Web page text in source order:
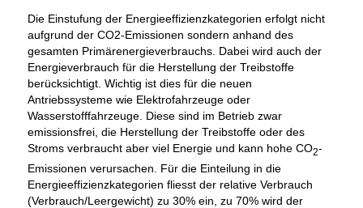
Die Einstufung der Energieeffizienzkategorien erfolgt nicht
aufgrund der CO2-Emissionen sondern anhand des
gesamten Primärenergieverbrauchs. Dabei wird auch der
Energieverbrauch für die Herstellung der Treibstoffe
berücksichtigt. Wichtig ist dies für die neuen
Antriebssysteme wie Elektrofahrzeuge oder
Wasserstofffahrzeuge. Diese sind im Betrieb zwar
emissionsfrei, die Herstellung der Treibstoffe oder des
Stroms verbraucht aber viel Energie und kann hohe CO2-
Emissionen verursachen. Für die Einteilung in die
Energieeffizienzkategorien fliesst der relative Verbrauch
(Verbrauch/Leergewicht) zu 30% ein, zu 70% wird der